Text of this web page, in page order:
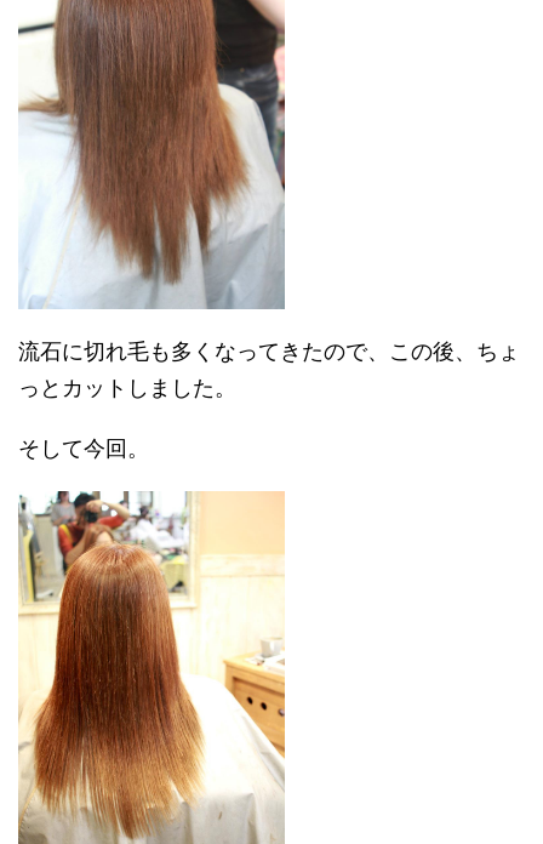
流石に切れ毛も多くなってきたので、この後、ちょ
っとカットしました。
そして今回。